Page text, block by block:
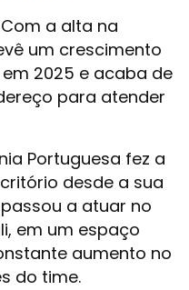
Com a alta na
um crescimento
2025 e acaba de
para atender
Portuguesa fez a
desde a sua
a atuar no
em um espaço
aumento no
do time.